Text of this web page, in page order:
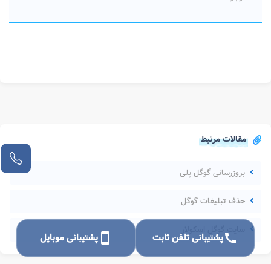
مقالات مرتبط
بروزرسانی گوگل پلی
حذف تبلیغات گوگل
سایت گوگل اسکولار
callپشتیبانی تلفن ثابت smartphoneپشتیبانی موبایل